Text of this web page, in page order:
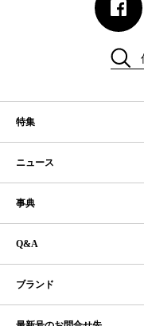
特集
ニュース
事典
Q&A
ブランド